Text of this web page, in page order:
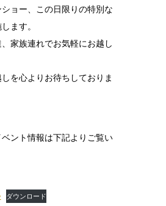
ジェクト
ョー、この日限りの特別な
ます。
家族連れでお気軽にお越し
を心よりお待ちしておりま
ント情報は下記よりご覧い
ダウンロード